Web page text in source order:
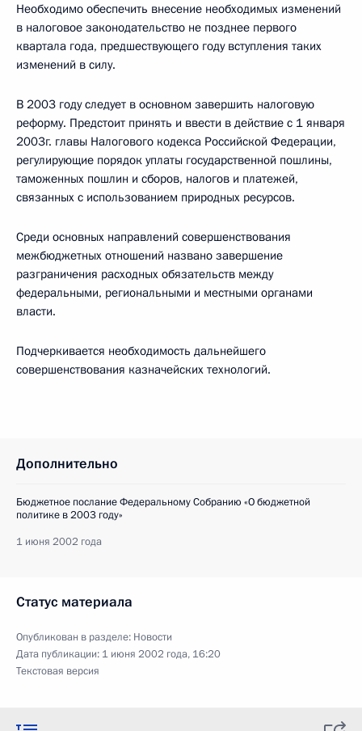
Необходимо обеспечить внесение необходимых изменений
в налоговое законодательство не позднее первого
квартала года, предшествующего году вступления таких
изменений в силу.
В 2003 году следует в основном завершить налоговую
реформу. Предстоит принять и ввести в действие с 1 января
2003г. главы Налогового кодекса Российской Федерации,
регулирующие порядок уплаты государственной пошлины,
таможенных пошлин и сборов, налогов и платежей,
связанных с использованием природных ресурсов.
Среди основных направлений совершенствования
межбюджетных отношений названо завершение
разграничения расходных обязательств между
федеральными, региональными и местными органами
власти.
Подчеркивается необходимость дальнейшего
совершенствования казначейских технологий.
Дополнительно
Бюджетное послание Федеральному Собранию «О бюджетной
политике в 2003 году»
1 июня 2002 года
Статус материала
Опубликован в разделе: Новости
Дата публикации: 1 июня 2002 года, 16:20
Текстовая версия